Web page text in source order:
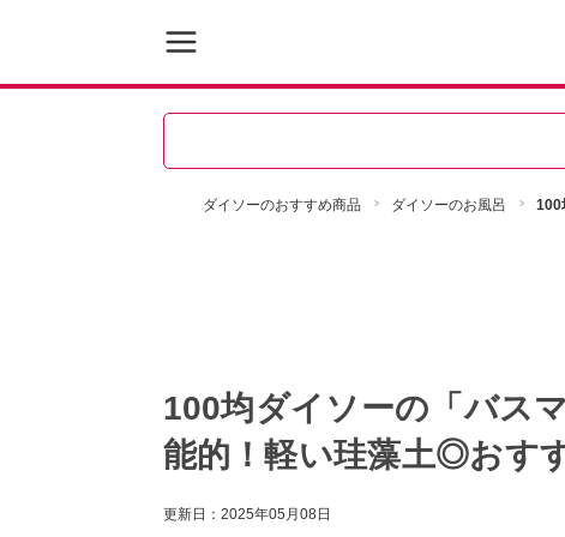
ダイソーのおすすめ商品 ダイソーのお風呂 100
100均ダイソーの「バス
能的！軽い珪藻土◎おす
更新日： 2025年05月08日